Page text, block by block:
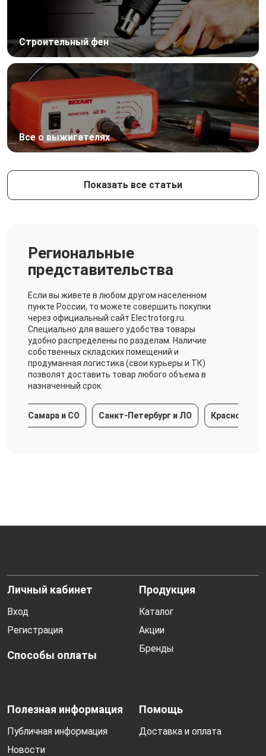
Строительный фен
Все о выжигателях
Показать все статьи
Региональные
представительства
Если вы живете в любом другом населенном
пункте России, то можете совершить покупки
через официальный сайт Electrotorg.ru.
Специально для вашего удобства товары
удобно распределены по разделам. Наличие
собственных складских помещений и
продуманная логистика (свои курьеры и ТК)
позволят доставить товар любого объема в
назначенный срок.
Самара и СО Санкт-Петербург и ЛО Краснодарский
Личный кабинет
Вход
Регистрация
Способы оплаты
Продукция
Каталог
Акции
Бренды
Полезная информация
Публичная информация
Новости
Помощь
Доставка и оплата